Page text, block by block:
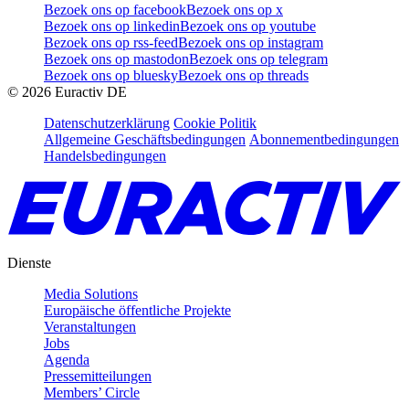
Bezoek ons op facebookBezoek ons op x
Bezoek ons op linkedinBezoek ons op youtube
Bezoek ons op rss-feedBezoek ons op instagram
Bezoek ons op mastodonBezoek ons op telegram
Bezoek ons op blueskyBezoek ons op threads
© 2026 Euractiv DE
Datenschutzerklärung Cookie Politik
Allgemeine Geschäftsbedingungen Abonnementbedingungen
Handelsbedingungen
Dienste
Media Solutions
Europäische öffentliche Projekte
Veranstaltungen
Jobs
Agenda
Pressemitteilungen
Members’ Circle